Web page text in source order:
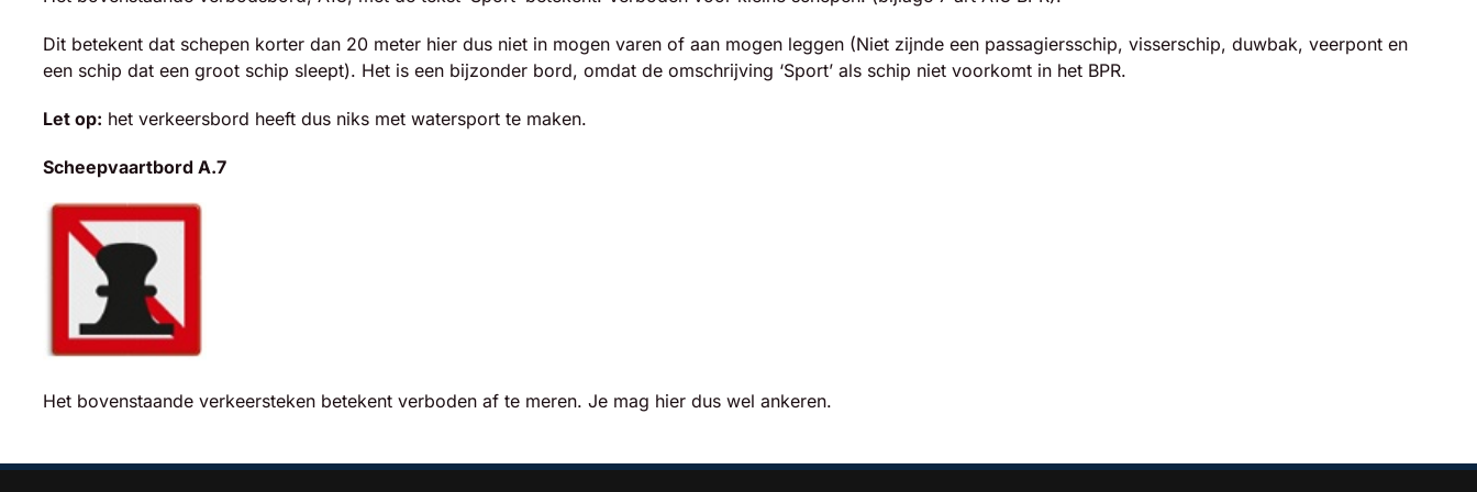
Dit betekent dat schepen korter dan 20 meter hier dus niet in mogen varen of aan mogen leggen (Niet zijnde een passagiersschip, visserschip, duwbak, veerpont en
een schip dat een groot schip sleept). Het is een bijzonder bord, omdat de omschrijving ‘Sport’ als schip niet voorkomt in het BPR.
Let op: het verkeersbord heeft dus niks met watersport te maken.
Scheepvaartbord A.7
Het bovenstaande verkeersteken betekent verboden af te meren. Je mag hier dus wel ankeren.